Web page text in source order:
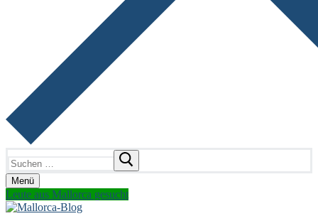
nach:
Menü
Leute aus Mallorca gesucht